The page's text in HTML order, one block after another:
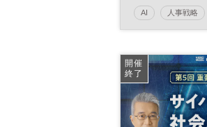
AI 人事戦略
組織 参加無料
開催
終了